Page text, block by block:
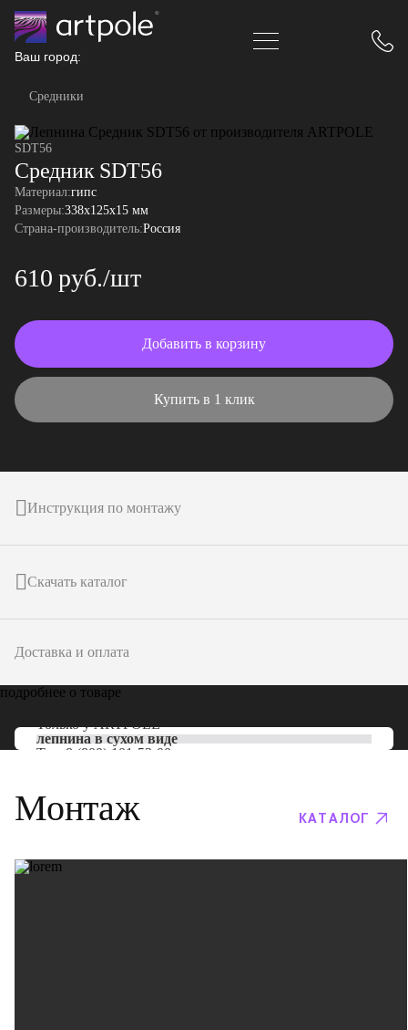
Ваш город:
Средники
SDT56
Средник SDT56
Материал:гипс
Размеры:338x125x15 мм
Страна-производитель:Россия
610 руб./шт
Добавить в корзину
Купить в 1 клик
Инструкция по монтажу
Скачать каталог
Доставка и оплата
подробнее о товаре
Только уARTPOLE
лепнина в сухом виде
Тел: 8 (800) 101-53-00
Монтаж КАТАЛОГ